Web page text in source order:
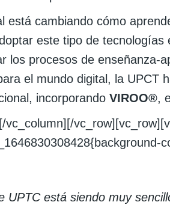
está cambiando cómo
este tipo de
los procesos de enseñanza-
el mundo digital, la UPCT
incorporando VIROO®,
vc_column][/
UPTC está siendo muy